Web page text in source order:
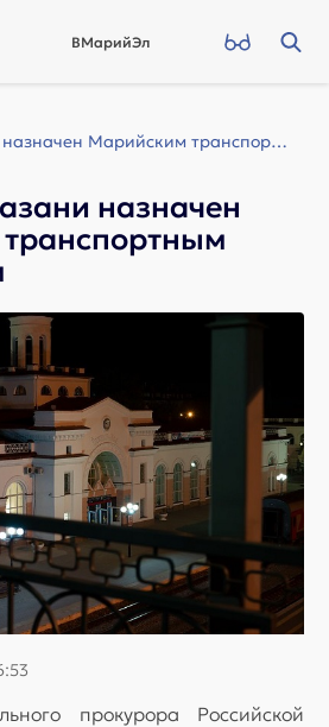
ВМарийЭл
Уроженец Казани назначен Марийским транспортным прокурором
назначен
прокурора Российской